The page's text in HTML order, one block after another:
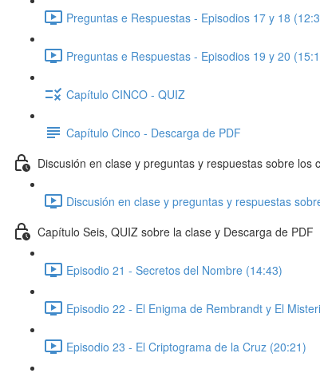
Preguntas e Respuestas - Episodios 17 y 18
Preguntas e Respuestas - Episodios 19 y 20
Capítulo CINCO - QUIZ
Capítulo Cinco - Descarga de PDF
Discusión en clase y preguntas y respuestas sobre los
Discusión en clase y preguntas y respuestas
Capítulo Seis, QUIZ sobre la clase y Descarga de PDF
Episodio 21 - Secretos del Nombre (14:43)
Episodio 22 - El Enigma de Rembrandt y El
Episodio 23 - El Criptograma de la Cruz (20:21)